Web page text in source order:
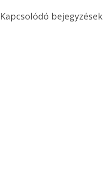
Kapcsolódó bejegyzések